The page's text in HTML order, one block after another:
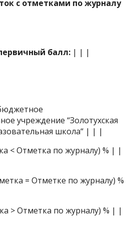
с отметками по журналу
балл: | | |
учреждение “Золотухская
школа“ | | |
< Отметка по журналу) % | |
= Отметке по журналу) %
> Отметка по журналу) % | |